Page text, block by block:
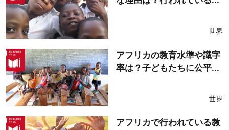
世界
アフリカの教育水準や識字
率は？子どもたちに公平...
世界
アフリカで行われている教